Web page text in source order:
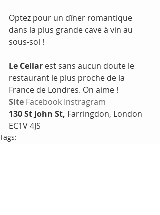
Optez pour un dîner romantique
dans la plus grande cave à vin au
sous-sol !
Le Cellar est sans aucun doute le
restaurant le plus proche de la
France de Londres. On aime !
Site Facebook Instragram
130 St John St, Farringdon, London
EC1V 4JS
Tags: